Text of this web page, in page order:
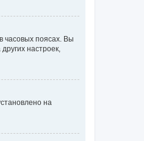
часовых поясах. Вы
настроек,
на